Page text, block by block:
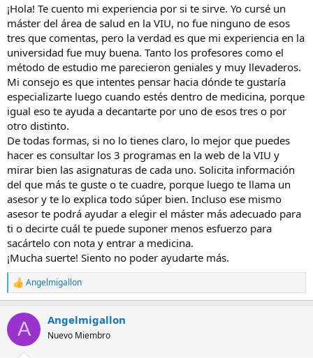
¡Hola! Te cuento mi experiencia por si te sirve. Yo cursé un
máster del área de salud en la VIU, no fue ninguno de esos
tres que comentas, pero la verdad es que mi experiencia en la
universidad fue muy buena. Tanto los profesores como el
método de estudio me parecieron geniales y muy llevaderos.
Mi consejo es que intentes pensar hacia dónde te gustaría
especializarte luego cuando estés dentro de medicina, porque
igual eso te ayuda a decantarte por uno de esos tres o por
otro distinto.
De todas formas, si no lo tienes claro, lo mejor que puedes
hacer es consultar los 3 programas en la web de la VIU y
mirar bien las asignaturas de cada uno. Solicita información
del que más te guste o te cuadre, porque luego te llama un
asesor y te lo explica todo súper bien. Incluso ese mismo
asesor te podrá ayudar a elegir el máster más adecuado para
ti o decirte cuál te puede suponer menos esfuerzo para
sacártelo con nota y entrar a medicina.
¡Mucha suerte! Siento no poder ayudarte más.
R
e
c
i
Angelmigallon
A Angelmigallon
Nuevo Miembro